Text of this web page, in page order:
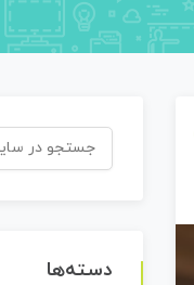
جستجو
برای:
دسته‌ها